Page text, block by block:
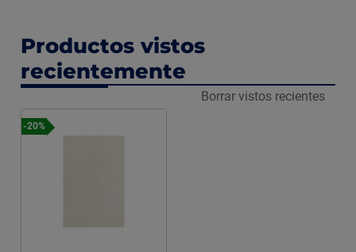
Productos vistos
recientemente
Borrar vistos recientes
-20%